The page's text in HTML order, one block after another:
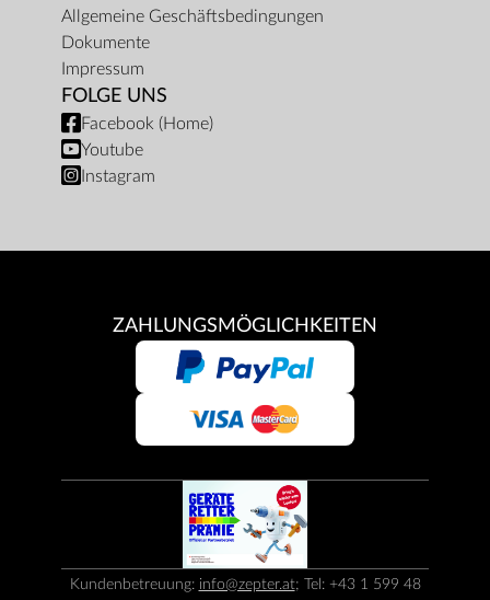
Allgemeine Geschäftsbedingungen
Dokumente
Impressum
FOLGE UNS
Facebook (Home)
Youtube
Instagram
ZAHLUNGSMÖGLICHKEITEN
Kundenbetreuung: info@zepter.at; Tel: +43 1 599 48